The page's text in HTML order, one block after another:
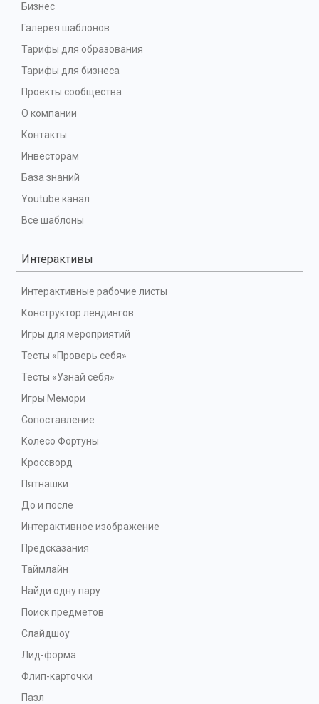
Бизнес
Галерея шаблонов
Тарифы для образования
Тарифы для бизнеса
Проекты сообщества
О компании
Контакты
Инвесторам
База знаний
Youtube канал
Все шаблоны
Интерактивы
Интерактивные рабочие листы
Конструктор лендингов
Игры для мероприятий
Тесты «Проверь себя»
Тесты «Узнай себя»
Игры Мемори
Сопоставление
Колесо Фортуны
Кроссворд
Пятнашки
До и после
Интерактивное изображение
Предсказания
Таймлайн
Найди одну пару
Поиск предметов
Слайдшоу
Лид-форма
Флип-карточки
Пазл